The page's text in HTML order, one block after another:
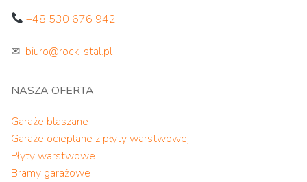
+48 530 676 942
✉ biuro@rock-stal.pl
NASZA OFERTA
Garaże blaszane
Garaże ocieplane z płyty warstwowej
Płyty warstwowe
Bramy garażowe